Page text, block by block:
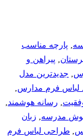
, پارچه مناسب
, پیراهن و
, جدیدترین مدل
لباس فرم مدارس,
, رسانه هوشمند,
مدرسه, زبان
, طراحی لباس فرم